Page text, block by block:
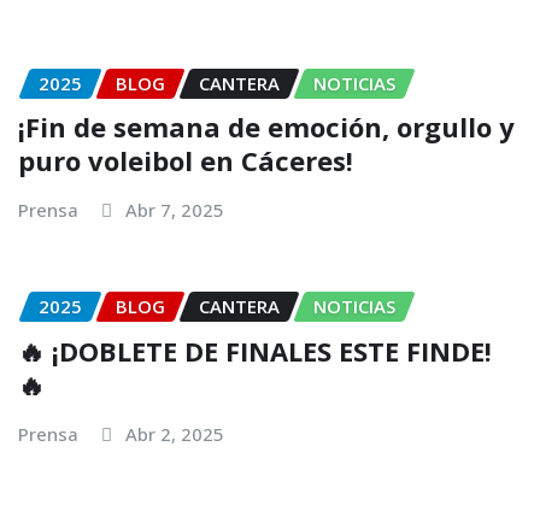
2025 BLOG CANTERA NOTICIAS
¡Fin de semana de emoción, orgullo y
puro voleibol en Cáceres!
Prensa Abr 7, 2025
2025 BLOG CANTERA NOTICIAS
🔥 ¡DOBLETE DE FINALES ESTE FINDE!
🔥
Prensa Abr 2, 2025